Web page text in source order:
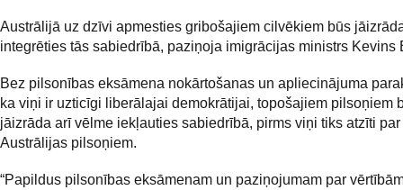
Austrālijā uz dzīvi apmesties gribošajiem cilvēkiem būs
integrēties tās sabiedrībā, paziņoja imigrācijas ministrs Kevins
Bez pilsonības eksāmena nokārtošanas un apliecinājuma
ka viņi ir uzticīgi liberālajai demokrātijai, topošajiem pilsoņiem
jāizrāda arī vēlme iekļauties sabiedrībā, pirms viņi tiks atzīti
Austrālijas pilsoņiem.
“Papildus pilsonības eksāmenam un paziņojumam par